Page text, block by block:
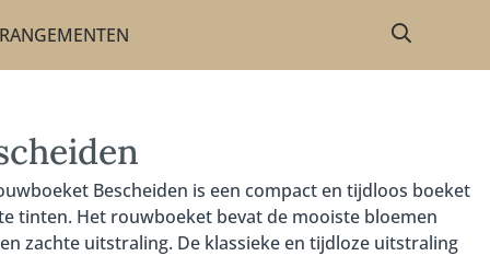
Bescheiden is een compact en tijdloos boeket
tinten. Het rouwboeket bevat de mooiste bloemen
zachte uitstraling. De klassieke en tijdloze uitstraling